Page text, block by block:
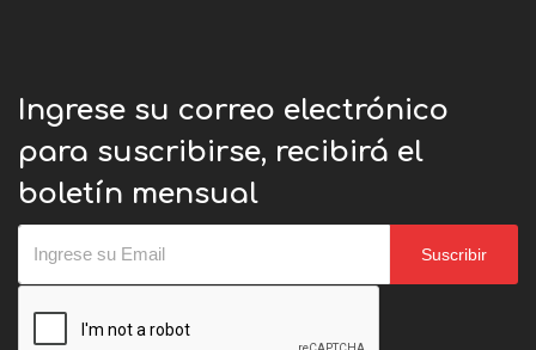
Ingrese su correo electrónico
para suscribirse, recibirá el
boletín mensual
Suscribir